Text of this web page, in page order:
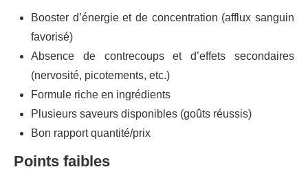
Booster d’énergie et de concentration (afflux sanguin
favorisé)
Absence de contrecoups et d’effets secondaires
(nervosité, picotements, etc.)
Formule riche en ingrédients
Plusieurs saveurs disponibles (goûts réussis)
Bon rapport quantité/prix
Points faibles